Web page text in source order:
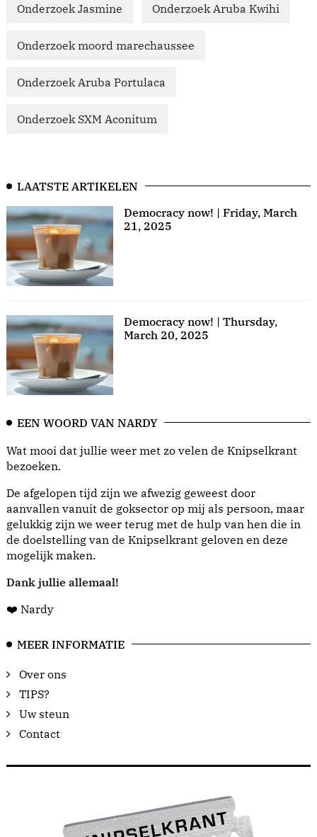
Onderzoek Jasmine Onderzoek Aruba Kwihi
Onderzoek moord marechaussee
Onderzoek Aruba Portulaca
Onderzoek SXM Aconitum
LAATSTE ARTIKELEN
Democracy now! | Friday, March
21, 2025
Democracy now! | Thursday,
March 20, 2025
EEN WOORD VAN NARDY
Wat mooi dat jullie weer met zo velen de Knipselkrant
bezoeken.
De afgelopen tijd zijn we afwezig geweest door
aanvallen vanuit de goksector op mij als persoon, maar
gelukkig zijn we weer terug met de hulp van hen die in
de doelstelling van de Knipselkrant geloven en deze
mogelijk maken.
Dank jullie allemaal!
❤️ Nardy
MEER INFORMATIE
Over ons
TIPS?
Uw steun
Contact